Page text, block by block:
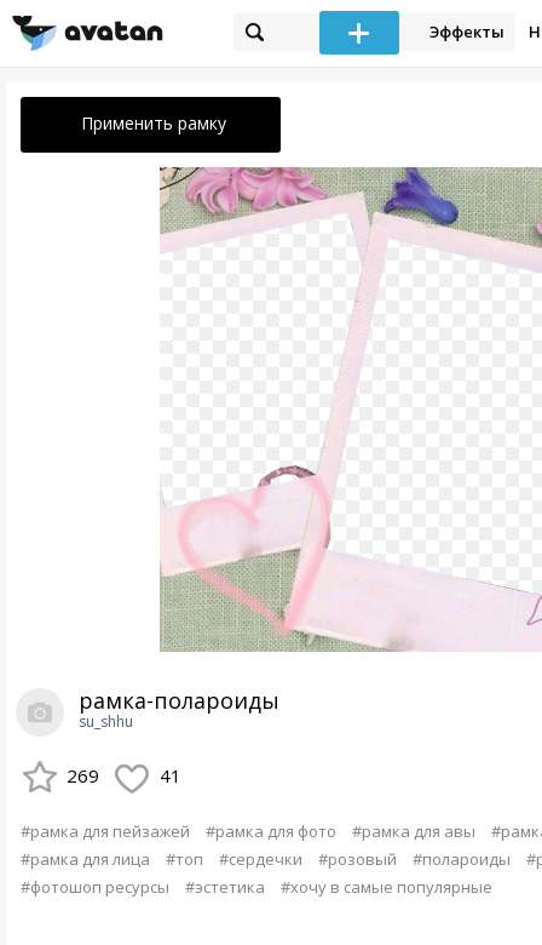
Эффекты
Применить рамку
рамка-полароиды
su_shhu
269 41
#рамка для пейзажей #рамка для фото #рамка для авы
#рамка для лица
#топ #сердечки #розовый #полароиды
#фотошоп ресурсы
#эстетика #хочу в самые популярные